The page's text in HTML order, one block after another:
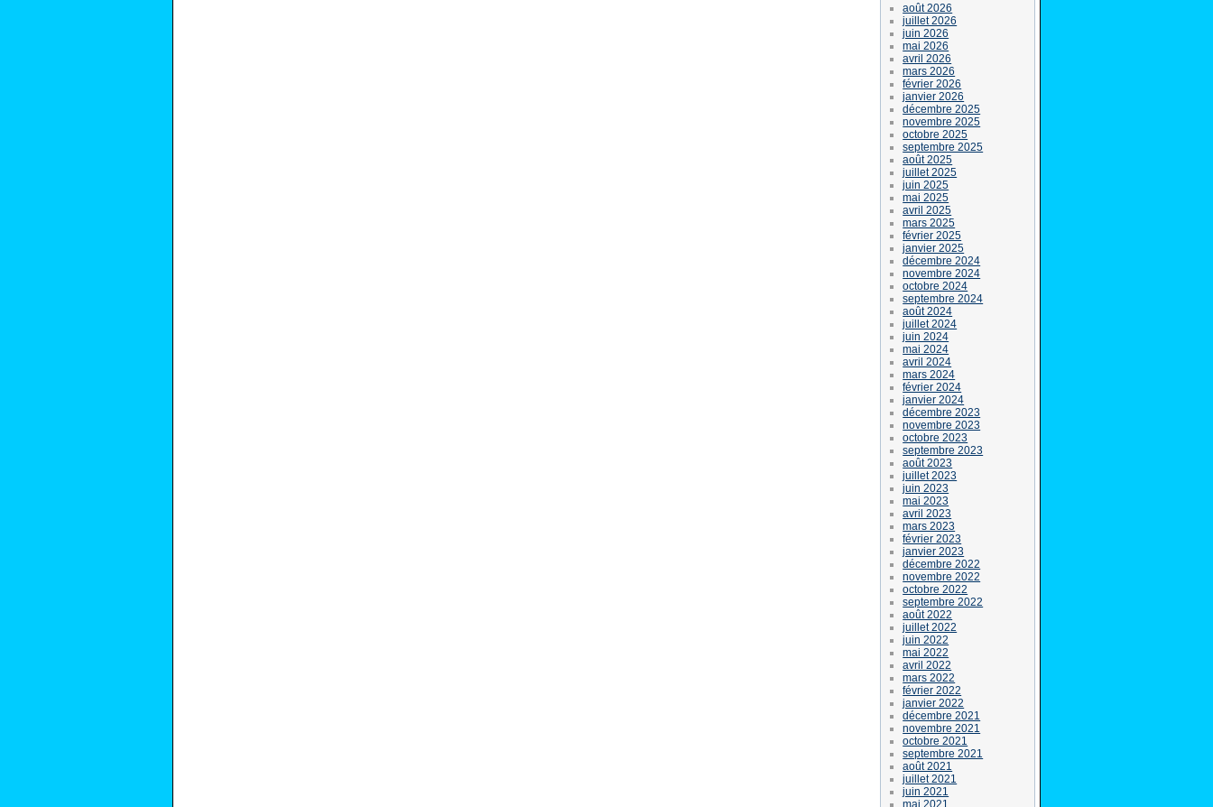
août 2026
juillet 2026
juin 2026
mai 2026
avril 2026
mars 2026
février 2026
janvier 2026
décembre 2025
novembre 2025
octobre 2025
septembre 2025
août 2025
juillet 2025
juin 2025
mai 2025
avril 2025
mars 2025
février 2025
janvier 2025
décembre 2024
novembre 2024
octobre 2024
septembre 2024
août 2024
juillet 2024
juin 2024
mai 2024
avril 2024
mars 2024
février 2024
janvier 2024
décembre 2023
novembre 2023
octobre 2023
septembre 2023
août 2023
juillet 2023
juin 2023
mai 2023
avril 2023
mars 2023
février 2023
janvier 2023
décembre 2022
novembre 2022
octobre 2022
septembre 2022
août 2022
juillet 2022
juin 2022
mai 2022
avril 2022
mars 2022
février 2022
janvier 2022
décembre 2021
novembre 2021
octobre 2021
septembre 2021
août 2021
juillet 2021
juin 2021
mai 2021